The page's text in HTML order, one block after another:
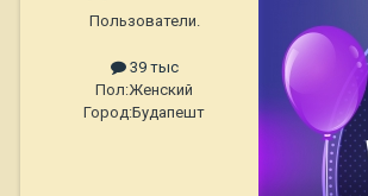
Пользователи.
39 тыс
Пол:Женский
Город:Будапешт